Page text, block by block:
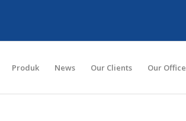
Produk News Our Clients Our Office